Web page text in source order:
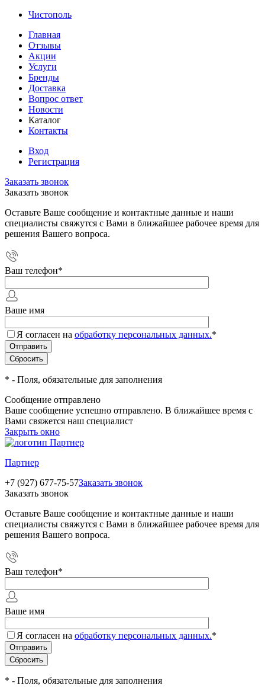
Чистополь
Главная
Отзывы
Акции
Услуги
Бренды
Доставка
Вопрос ответ
Новости
Каталог
Контакты
Вход
Регистрация
Заказать звонок
Заказать звонок
Оставьте Ваше сообщение и контактные данные и наши
специалисты свяжутся с Вами в ближайшее рабочее время для
решения Вашего вопроса.
Ваш телефон*
Ваше имя
Я согласен на обработку персональных данных.*
* - Поля, обязательные для заполнения
Сообщение отправлено
Ваше сообщение успешно отправлено. В ближайшее время с
Вами свяжется наш специалист
Закрыть окно
Партнер
+7 (927) 677-75-57Заказать звонок
Заказать звонок
Оставьте Ваше сообщение и контактные данные и наши
специалисты свяжутся с Вами в ближайшее рабочее время для
решения Вашего вопроса.
Ваш телефон*
Ваше имя
Я согласен на обработку персональных данных.*
* - Поля, обязательные для заполнения